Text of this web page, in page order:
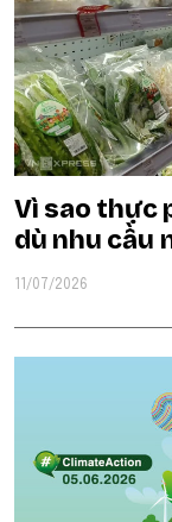
Vì sao thực
dù nhu cầu
11/07/2026